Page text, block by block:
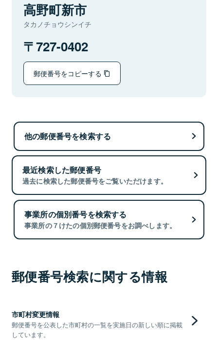
高野町新市
タカノチョウシンイチ
727-0402
郵便番号をコピーする
他の郵便番号を検索する
最近検索した郵便番号
過去に検索した郵便番号をご覧いただけます。
事業所の個別番号を検索する
事業所の７けたの個別郵便番号をお調べします。
郵便番号検索に関する情報
市町村変更情報
郵便番号を公表した市町村の一覧を実施日の新しい順に掲載
しています。